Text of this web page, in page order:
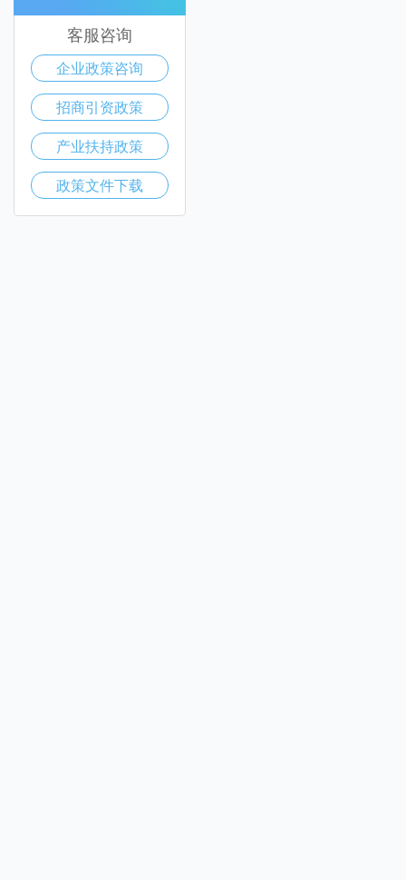
客服咨询
企业政策咨询
招商引资政策
产业扶持政策
政策文件下载